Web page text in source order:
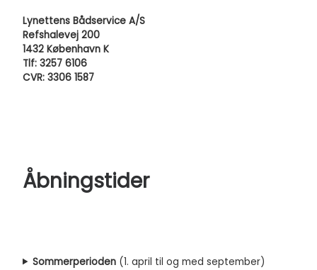
Lynettens Bådservice A/S
Refshalevej 200
1432 København K
Tlf: 3257 6106
CVR: 3306 1587
Åbningstider
Sommerperioden (1. april til og med september)